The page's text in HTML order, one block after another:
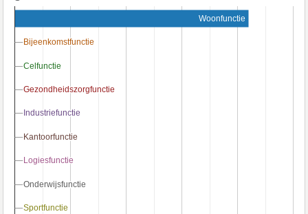
Woonfunctie
Bijeenkomstfunctie
Bijeenkomstfunctie
Celfunctie
Celfunctie
Gezondheidszorgfunctie
Gezondheidszorgfunctie
Industriefunctie
Industriefunctie
Kantoorfunctie
Kantoorfunctie
Logiesfunctie
Logiesfunctie
Onderwijsfunctie
Onderwijsfunctie
Sportfunctie
Sportfunctie